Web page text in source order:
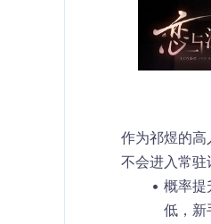
作为祁煜的高
不会进入常驻
概率提
低，新